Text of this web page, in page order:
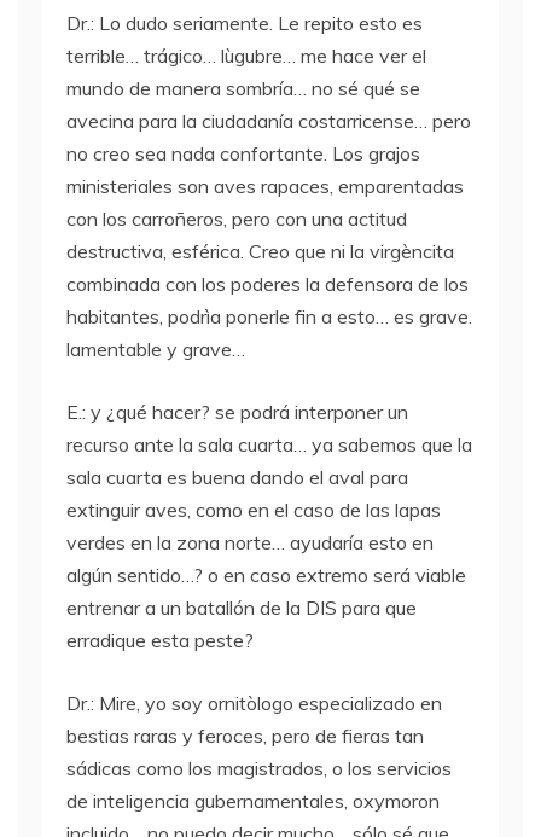
Dr.: Lo dudo seriamente. Le repito esto es
terrible… trágico… lùgubre… me hace ver el
mundo de manera sombría… no sé qué se
avecina para la ciudadanía costarricense… pero
no creo sea nada confortante. Los grajos
ministeriales son aves rapaces, emparentadas
con los carroñeros, pero con una actitud
destructiva, esférica. Creo que ni la virgèncita
combinada con los poderes la defensora de los
habitantes, podrìa ponerle fin a esto… es grave.
lamentable y grave…
E.: y ¿qué hacer? se podrá interponer un
recurso ante la sala cuarta… ya sabemos que la
sala cuarta es buena dando el aval para
extinguir aves, como en el caso de las lapas
verdes en la zona norte… ayudaría esto en
algún sentido…? o en caso extremo será viable
entrenar a un batallón de la DIS para que
erradique esta peste?
Dr.: Mire, yo soy ornitòlogo especializado en
bestias raras y feroces, pero de fieras tan
sádicas como los magistrados, o los servicios
de inteligencia gubernamentales, oxymoron